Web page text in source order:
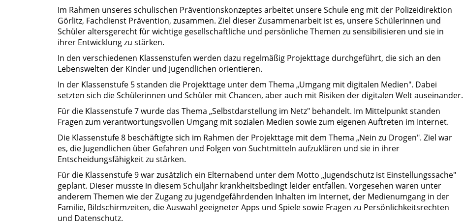
Im Rahmen unseres schulischen Präventionskonzeptes arbeitet unsere Schule eng mit der Polizeidirektion
Görlitz, Fachdienst Prävention, zusammen. Ziel dieser Zusammenarbeit ist es, unsere Schülerinnen und
Schüler altersgerecht für wichtige gesellschaftliche und persönliche Themen zu sensibilisieren und sie in
ihrer Entwicklung zu stärken.
In den verschiedenen Klassenstufen werden dazu regelmäßig Projekttage durchgeführt, die sich an den
Lebenswelten der Kinder und Jugendlichen orientieren.
In der Klassenstufe 5 standen die Projekttage unter dem Thema „Umgang mit digitalen Medien". Dabei
setzten sich die Schülerinnen und Schüler mit Chancen, aber auch mit Risiken der digitalen Welt auseinander.
Für die Klassenstufe 7 wurde das Thema „Selbstdarstellung im Netz" behandelt. Im Mittelpunkt standen
Fragen zum verantwortungsvollen Umgang mit sozialen Medien sowie zum eigenen Auftreten im Internet.
Die Klassenstufe 8 beschäftigte sich im Rahmen der Projekttage mit dem Thema „Nein zu Drogen". Ziel war
es, die Jugendlichen über Gefahren und Folgen von Suchtmitteln aufzuklären und sie in ihrer
Entscheidungsfähigkeit zu stärken.
Für die Klassenstufe 9 war zusätzlich ein Elternabend unter dem Motto „Jugendschutz ist Einstellungssache"
geplant. Dieser musste in diesem Schuljahr krankheitsbedingt leider entfallen. Vorgesehen waren unter
anderem Themen wie der Zugang zu jugendgefährdenden Inhalten im Internet, der Medienumgang in der
Familie, Bildschirmzeiten, die Auswahl geeigneter Apps und Spiele sowie Fragen zu Persönlichkeitsrechten
und Datenschutz.